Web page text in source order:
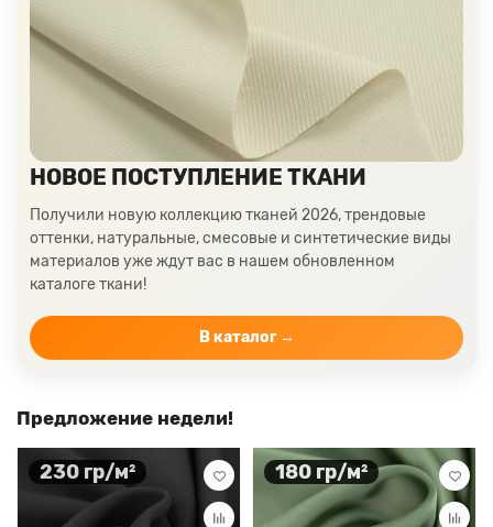
НОВОЕ ПОСТУПЛЕНИЕ ТКАНИ
Получили новую коллекцию тканей 2026, трендовые
оттенки, натуральные, смесовые и синтетические виды
материалов уже ждут вас в нашем обновленном
каталоге ткани!
В каталог →
Предложение недели!
230 гр/м² 180 гр/м²